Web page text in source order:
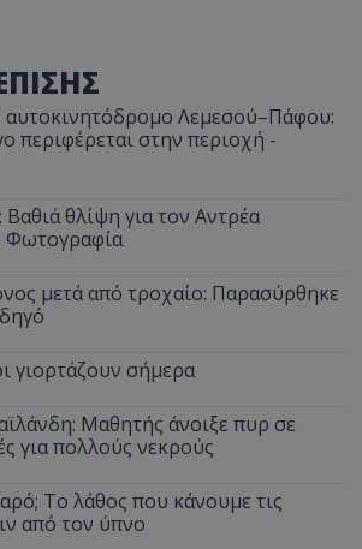
αυτοκινητόδρομο Λεμεσού–Πάφου:
περιφέρεται στην περιοχή -
θλίψη για τον Αντρέα
Φωτογραφία
μετά από τροχαίο: Παρασύρθηκε
γιορτάζουν σήμερα
Μαθητής άνοιξε πυρ σε
για πολλούς νεκρούς
Το λάθος που κάνουμε τις
από τον ύπνο